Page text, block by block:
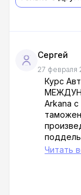
Сергей
27 февраля
Курс
Arkana
заявив,
пол
Читать